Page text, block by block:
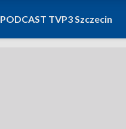
PODCAST TVP3 Szczecin